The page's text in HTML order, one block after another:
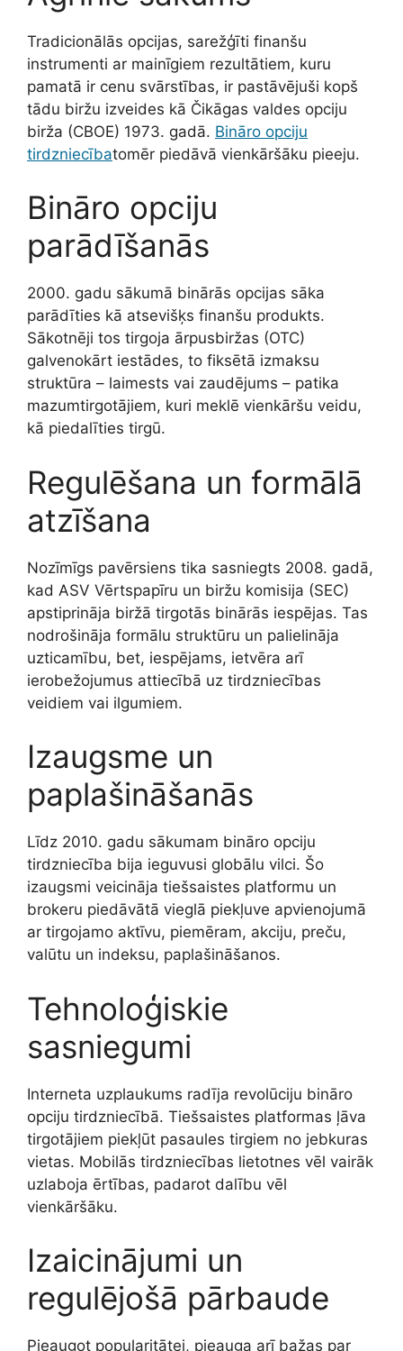
Tradicionālās opcijas, sarežģīti finanšu
instrumenti ar mainīgiem rezultātiem, kuru
pamatā ir cenu svārstības, ir pastāvējuši kopš
tādu biržu izveides kā Čikāgas valdes opciju
birža (CBOE) 1973. gadā. Bināro opciju
tirdzniecībatomēr piedāvā vienkāršāku pieeju.
Bināro opciju
parādīšanās
2000. gadu sākumā binārās opcijas sāka
parādīties kā atsevišķs finanšu produkts.
Sākotnēji tos tirgoja ārpusbiržas (OTC)
galvenokārt iestādes, to fiksētā izmaksu
struktūra – laimests vai zaudējums – patika
mazumtirgotājiem, kuri meklē vienkāršu veidu,
kā piedalīties tirgū.
Regulēšana un formālā
atzīšana
Nozīmīgs pavērsiens tika sasniegts 2008. gadā,
kad ASV Vērtspapīru un biržu komisija (SEC)
apstiprināja biržā tirgotās binārās iespējas. Tas
nodrošināja formālu struktūru un palielināja
uzticamību, bet, iespējams, ietvēra arī
ierobežojumus attiecībā uz tirdzniecības
veidiem vai ilgumiem.
Izaugsme un
paplašināšanās
Līdz 2010. gadu sākumam bināro opciju
tirdzniecība bija ieguvusi globālu vilci. Šo
izaugsmi veicināja tiešsaistes platformu un
brokeru piedāvātā vieglā piekļuve apvienojumā
ar tirgojamo aktīvu, piemēram, akciju, preču,
valūtu un indeksu, paplašināšanos.
Tehnoloģiskie
sasniegumi
Interneta uzplaukums radīja revolūciju bināro
opciju tirdzniecībā. Tiešsaistes platformas ļāva
tirgotājiem piekļūt pasaules tirgiem no jebkuras
vietas. Mobilās tirdzniecības lietotnes vēl vairāk
uzlaboja ērtības, padarot dalību vēl
vienkāršāku.
Izaicinājumi un
regulējošā pārbaude
Pieaugot popularitātei, pieauga arī bažas par